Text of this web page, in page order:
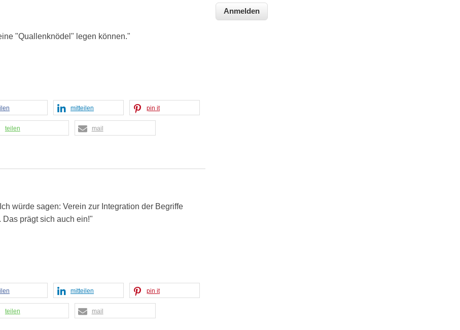
"Quallenknödel" legen können."
mitteilen pin it
teilen mail
würde sagen: Verein zur Integration der Begriffe
prägt sich auch ein!"
mitteilen pin it
teilen mail